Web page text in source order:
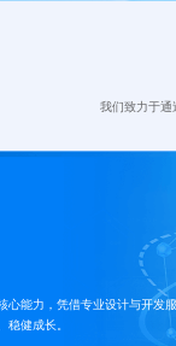
我们致力于通
心能力，凭借专业设计与开发
稳健成长。